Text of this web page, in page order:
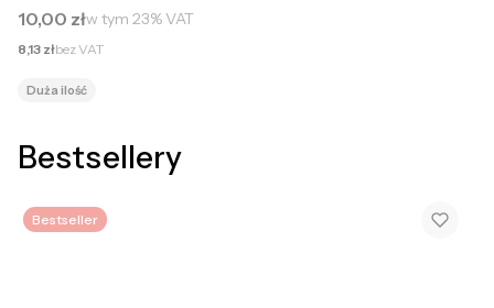
Cena brutto
10,00 złw tym 23%VAT
Cena netto
8,13 złbez VAT
Duża ilość
Bestsellery
Bestseller